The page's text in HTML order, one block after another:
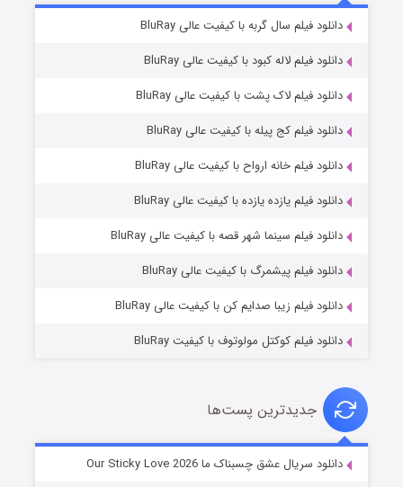
قسمت۶ (زیرنویس) منتشر شد
شوهر
دانلود فیلم سال گربه با کیفیت عالی BluRay
دانلود فیلم لاله کبود با کیفیت عالی BluRay
دانلود فیلم لاک پشت با کیفیت عالی BluRay
دانلود فیلم کج‌ پیله با کیفیت عالی BluRay
دانلود فیلم خانه ارواح با کیفیت عالی BluRay
دانلود فیلم یازده یازده با کیفیت عالی BluRay
دانلود فیلم سینما شهر قصه با کیفیت عالی BluRay
دانلود فیلم پیشمرگ با کیفیت عالی BluRay
دانلود فیلم زیبا صدایم کن با کیفیت عالی BluRay
دانلود فیلم کوکتل مولوتوف با کیفیت BluRay
جدیدترین پست‌ها
دانلود سریال عشق چسبناک ما Our Sticky Love 2026